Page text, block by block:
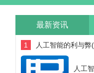
最新资讯
1
人工